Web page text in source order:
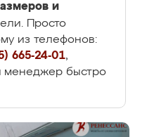
и
Просто
из телефонов:
665-24-01,
менеджер быстро